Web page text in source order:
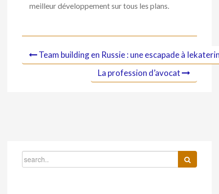
meilleur développement sur tous les plans.
Team building en Russie : une escapade à
La profession d’avocat